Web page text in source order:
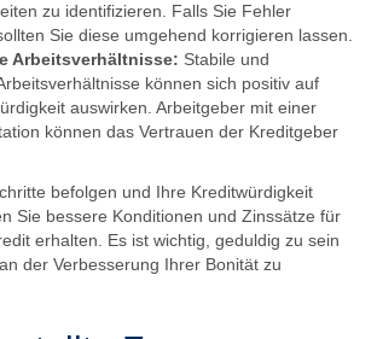
zu identifizieren. Falls Sie Fehler
Sie diese umgehend korrigieren lassen.
Arbeitsverhältnisse: Stabile und
können sich positiv auf
auswirken. Arbeitgeber mit einer
können das Vertrauen der Kreditgeber
befolgen und Ihre Kreditwürdigkeit
Sie bessere Konditionen und Zinssätze für
erhalten. Es ist wichtig, geduldig zu sein
der Verbesserung Ihrer Bonität zu